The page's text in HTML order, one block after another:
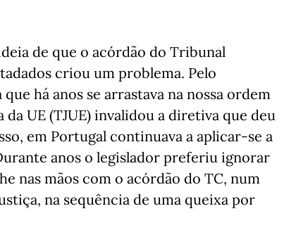
de que o acórdão do Tribunal
criou um problema. Pelo
há anos se arrastava na nossa ordem
UE (TJUE) invalidou a diretiva que deu
em Portugal continuava a aplicar-se a
anos o legislador preferiu ignorar
nas mãos com o acórdão do TC, num
na sequência de uma queixa por